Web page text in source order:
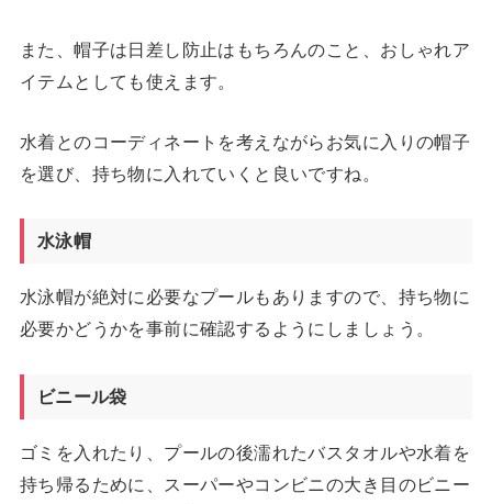
また、帽子は日差し防止はもちろんのこと、おしゃれア
イテムとしても使えます。
水着とのコーディネートを考えながらお気に入りの帽子
を選び、持ち物に入れていくと良いですね。
水泳帽
水泳帽が絶対に必要なプールもありますので、持ち物に
必要かどうかを事前に確認するようにしましょう。
ビニール袋
ゴミを入れたり、プールの後濡れたバスタオルや水着を
持ち帰るために、スーパーやコンビニの大き目のビニー